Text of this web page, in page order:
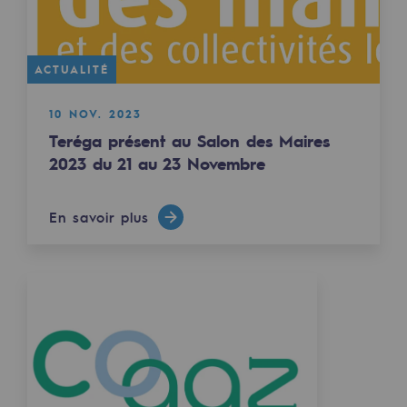
2050 : un monde d’énergies
Objectif Hydrogène
CCUS Objectif Zéro CO2
Objectif Biométhane
Le Labo
Acteur engagé
Responsabilité environnementale
BE POSITIF, le programme de
ACTUALITÉ
10 NOV. 2023
Teréga présent au Salon des Maires
2023 du 21 au 23 Novembre
En savoir plus